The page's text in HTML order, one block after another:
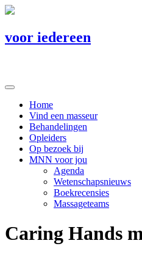
voor iedereen
Home
Vind een masseur
Behandelingen
Opleiders
Op bezoek bij
MNN voor jou
Agenda
Wetenschapsnieuws
Boekrecensies
Massageteams
Caring Hands